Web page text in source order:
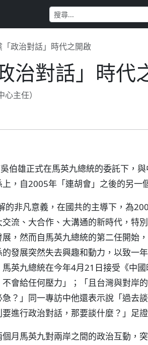
「政治對話」時代之開啟
治對話」時代
主任）
伯雄正式在馬英九總統的委託下，
，自2005年「連胡會」之後的另一
非凡意義，在國共的主導下，為
流、大合作、大溝通的新時代，特
，然而自馬英九總統的第二任開始
發展突然失去興趣和動力，以致一
英九總統在今年4月21日接受《中國
會給任何壓力」；「且台灣與對岸
？」同一專訪中他還表示說「過去
進行政治對話，那要談什麼？」足
月馬英九對兩岸之間的政治互動，